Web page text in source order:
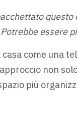
essere
come una
non
più